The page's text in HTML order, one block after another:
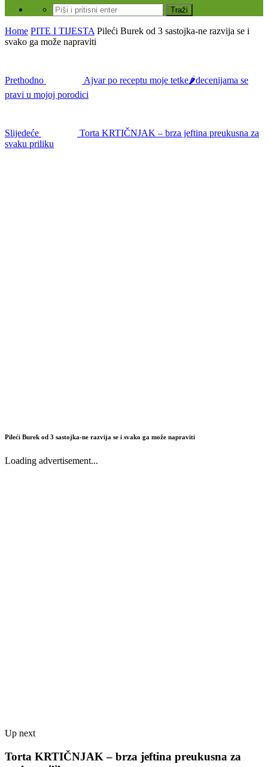
Home PITE I TIJESTA Pileći Burek od 3 sastojka-ne razvija se i
svako ga može napraviti
Prethodno
Ajvar po receptu moje tetke🌶️decenijama se
pravi u mojoj porodici
Slijedeće
Torta KRTIČNJAK – brza jeftina preukusna za
svaku priliku
Pileći Burek od 3 sastojka-ne razvija se i svako ga može napraviti
Loading advertisement...
Up next
Torta KRTIČNJAK – brza jeftina preukusna za